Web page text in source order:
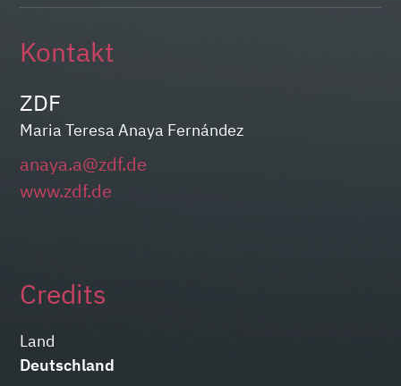
Kontakt
ZDF
Maria Teresa Anaya Fernández
anaya.a@zdf.de
www.zdf.de
Credits
Land
Deutschland